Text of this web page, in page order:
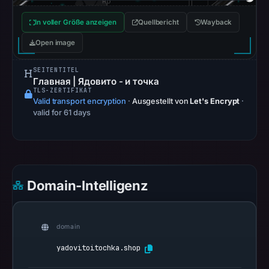
2026
at
22:20
Safe
recorded
16,
2026
UTC.
In voller Größe anzeigen Quellbericht Wayback
Open image
SEITENTITEL
Главная | Ядовито - и точка
TLS-ZERTIFIKAT
Valid transport encryption · Ausgestellt vonLet's Encrypt ·
valid for 61 days
Domain-Intelligenz
domain
yadovitoitochka.shop